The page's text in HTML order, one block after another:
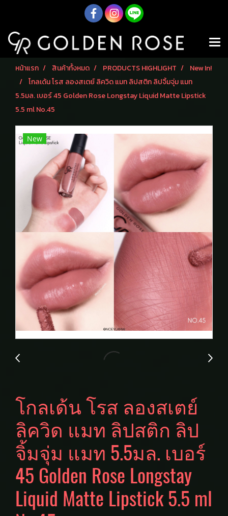
หน้าแรก สินค้าทั้งหมด PRODUCTS HIGHLIGHT
New In!
โกลเด้น โรส ลองสเตย์ ลิควิด แมท ลิปสติก ลิปจิ้มจุ่ม แมท
5.5มล. เบอร์ 45 Golden Rose Longstay Liquid Matte Lipstick
5.5 ml No.45
New
โกลเด้น โรส ลองสเตย์
ลิควิด แมท ลิปสติก ลิป
จิ้มจุ่ม แมท 5.5มล. เบอร์
45 Golden Rose Longstay
Liquid Matte Lipstick 5.5 ml